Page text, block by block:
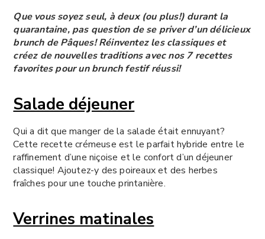
Que vous soyez seul, à deux (ou plus!) durant la
quarantaine, pas question de se priver d’un délicieux
brunch de Pâques! Réinventez les classiques et
créez de nouvelles traditions avec nos 7 recettes
favorites pour un brunch festif réussi!
Salade déjeuner
Qui a dit que manger de la salade était ennuyant?
Cette recette crémeuse est le parfait hybride entre le
raffinement d’une niçoise et le confort d’un déjeuner
classique! Ajoutez-y des poireaux et des herbes
fraîches pour une touche printanière.
Verrines matinales